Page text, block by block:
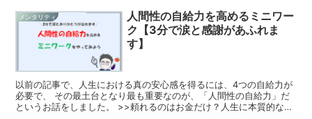
メンタリティ
人間性の自給力を高めるミニワー
ク【3分で涙と感謝があふれま
す】
以前の記事で、人生における真の安心感を得るには、4つの自給力が
必要で、 その最土台となり最も重要なのが、「人間性の自給力」だ
というお話をしました。 >>頼れるのはお金だけ？人生に本質的な安